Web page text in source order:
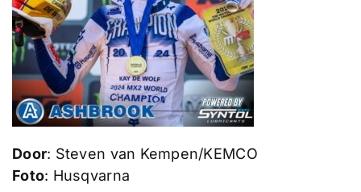
Door: Steven van Kempen/KEMCO
Foto: Husqvarna